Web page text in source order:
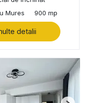
Mures
900 mp
detalii